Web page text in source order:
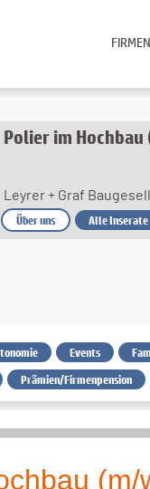
Polier im
Leyrer + Graf
Über uns Alle Inserate
Events
Prämien/Firmenpension